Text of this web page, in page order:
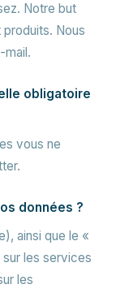
Notre but
Nous
mail.
obligatoire
vous ne
données ?
ainsi que le «
sur les services
les